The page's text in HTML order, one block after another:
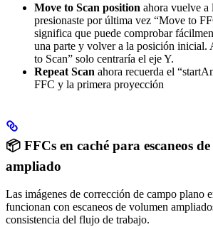
Move to Scan position ahora vuelve a
presionaste por última vez “Move to
significa que puede comprobar
una parte y volver a la posición inicial.
to Scan” solo centraría el eje Y.
Repeat Scan ahora recuerda el
FFC y la primera proyección
📦 FFCs en caché para escaneos
ampliado
Las imágenes de corrección de campo plano
funcionan con escaneos de volumen
consistencia del flujo de trabajo.